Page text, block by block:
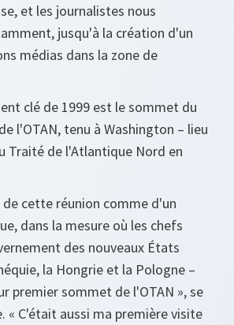
et les journalistes nous
jusqu'à la création d'un
médias dans la zone de
clé de 1999 est le sommet du
l'OTAN, tenu à Washington – lieu
Traité de l'Atlantique Nord en
de cette réunion comme d'un
dans la mesure où les chefs
des nouveaux États
la Hongrie et la Pologne –
premier sommet de l'OTAN », se
« C'était aussi ma première visite